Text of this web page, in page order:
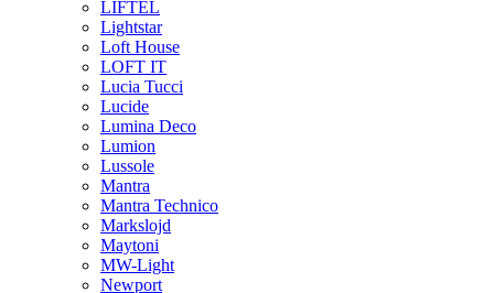
LIFTEL
Lightstar
Loft House
LOFT IT
Lucia Tucci
Lucide
Lumina Deco
Lumion
Lussole
Mantra
Mantra Technico
Markslojd
Maytoni
MW-Light
Newport